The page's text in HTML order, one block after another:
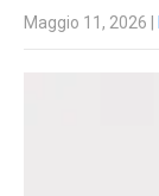
Maggio 11, 2026